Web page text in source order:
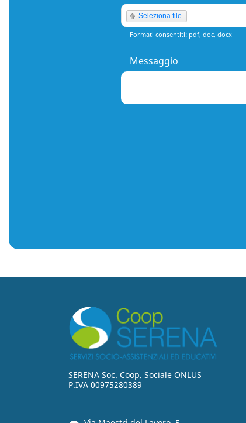
Seleziona file
Formati consentiti: pdf, doc, docx
Messaggio
SERENA Soc. Coop. Sociale ONLUS
P.IVA 00975280389